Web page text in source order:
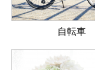
自転車